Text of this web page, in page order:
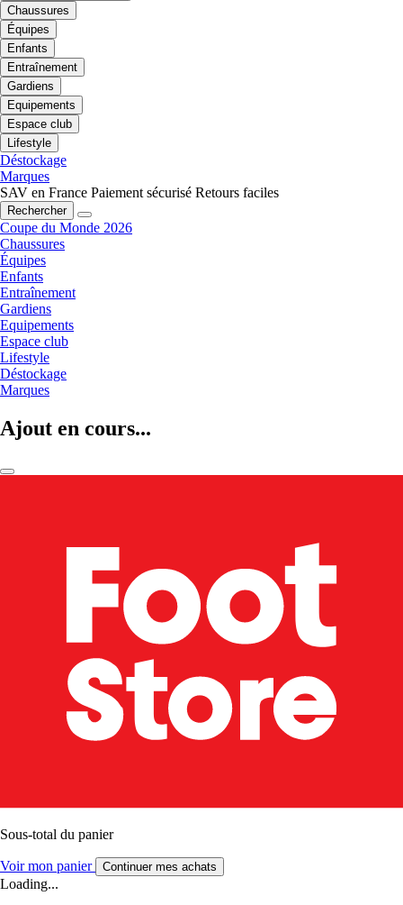
Chaussures
Équipes
Enfants
Entraînement
Gardiens
Equipements
Espace club
Lifestyle
Déstockage
Marques
SAV en France Paiement sécurisé Retours faciles
Rechercher
Coupe du Monde 2026
Chaussures
Équipes
Enfants
Entraînement
Gardiens
Equipements
Espace club
Lifestyle
Déstockage
Marques
Ajout en cours...
Sous-total du panier
Voir mon panier Continuer mes achats
Loading...